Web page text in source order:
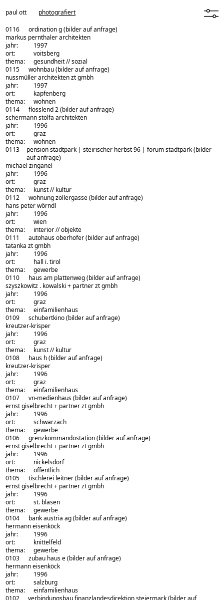
paul ott photografiert
0116
ordination g(bilder auf anfrage)
architekturbüro:
markus pernthaler architekten
jahr:
1997
ort:
voitsberg
thema:
gesundheit // sozial
0115
wohnbau(bilder auf anfrage)
architekturbüro:
nussmüller architekten zt gmbh
jahr:
1997
ort:
kapfenberg
thema:
wohnen
0114
flosslend 2(bilder auf anfrage)
architekturbüro:
schermann stolfa architekten
jahr:
1996
ort:
graz
thema:
wohnen
0113
pension stadtpark | steirischer herbst 96 | forum stadtpark(bilder
auf anfrage)
architekturbüro:
michael zinganel
jahr:
1996
ort:
graz
thema:
kunst // kultur
0112
wohnung zollergasse(bilder auf anfrage)
architekturbüro:
hans peter wörndl
jahr:
1996
ort:
wien
thema:
interior // objekte
0111
autohaus oberhofer(bilder auf anfrage)
architekturbüro:
tatanka zt gmbh
jahr:
1996
ort:
hall i. tirol
thema:
gewerbe
0110
haus am plattenweg(bilder auf anfrage)
architekturbüro:
szyszkowitz . kowalski + partner zt gmbh
jahr:
1996
ort:
graz
thema:
einfamilienhaus
0109
schubertkino(bilder auf anfrage)
architekturbüro:
kreutzer-krisper
jahr:
1996
ort:
graz
thema:
kunst // kultur
0108
haus h(bilder auf anfrage)
architekturbüro:
kreutzer-krisper
jahr:
1996
ort:
graz
thema:
einfamilienhaus
0107
vn-medienhaus(bilder auf anfrage)
architekturbüro:
ernst giselbrecht + partner zt gmbh
jahr:
1996
ort:
schwarzach
thema:
gewerbe
0106
grenzkommandostation(bilder auf anfrage)
architekturbüro:
ernst giselbrecht + partner zt gmbh
jahr:
1996
ort:
nickelsdorf
thema:
öffentlich
0105
tischlerei leitner(bilder auf anfrage)
architekturbüro:
ernst giselbrecht + partner zt gmbh
jahr:
1996
ort:
st. blasen
thema:
gewerbe
0104
bank austria ag(bilder auf anfrage)
architekturbüro:
hermann eisenköck
jahr:
1996
ort:
knittelfeld
thema:
gewerbe
0103
zubau haus e(bilder auf anfrage)
architekturbüro:
hermann eisenköck
jahr:
1996
ort:
salzburg
thema:
einfamilienhaus